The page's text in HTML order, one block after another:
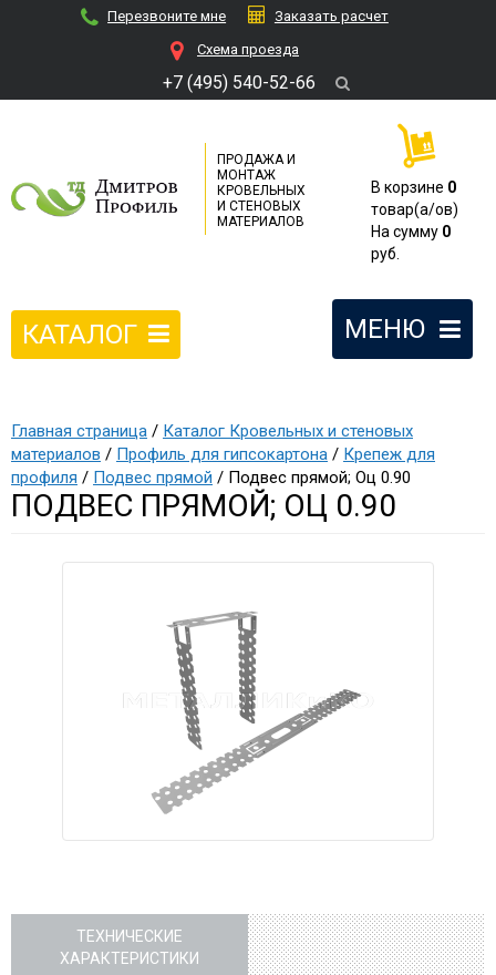
Перезвоните мне
Заказать расчет
Cхема проезда
+7 (495) 540-52-66
ПРОДАЖА И
МОНТАЖ
КРОВЕЛЬНЫХ
И СТЕНОВЫХ
МАТЕРИАЛОВ
В корзине 0
товар(a/ов)
На сумму 0
руб.
МЕНЮ
КАТАЛОГ
Главная страница / Каталог Кровельных и стеновых
материалов / Профиль для гипсокартона / Крепеж для
профиля / Подвес прямой / Подвес прямой; Оц 0.90
ПОДВЕС ПРЯМОЙ; ОЦ 0.90
ТЕХНИЧЕСКИЕ
ХАРАКТЕРИСТИКИ